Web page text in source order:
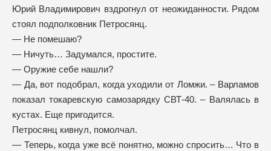
Юрий Владимирович вздрогнул от неожиданности. Рядом
стоял подполковник Петросянц.
— Не помешаю?
— Ничуть… Задумался, простите.
— Оружие себе нашли?
— Да, вот подобрал, когда уходили от Ломжи. – Варламов
показал токаревскую самозарядку СВТ-40. – Валялась в
кустах. Еще пригодится.
Петросянц кивнул, помолчал.
— Теперь, когда уже всё понятно, можно спросить… Что в